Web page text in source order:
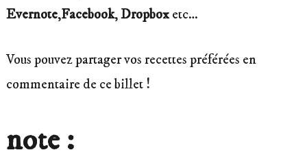
Evernote,Facebook,Dropboxetc…
Vous pouvez partager vos recettes préférées en
commentaire de ce billet !
note :